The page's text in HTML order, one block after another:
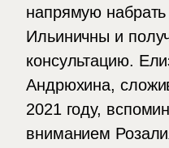
напрямую
Ильиничны и
консультацию.
Андрюхина,
2021 году,
вниманием